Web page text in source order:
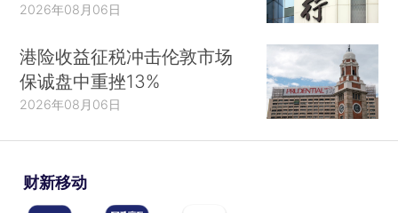
2026年08月06日
港险收益征税冲击伦敦市场
保诚盘中重挫13%
2026年08月06日
财新移动